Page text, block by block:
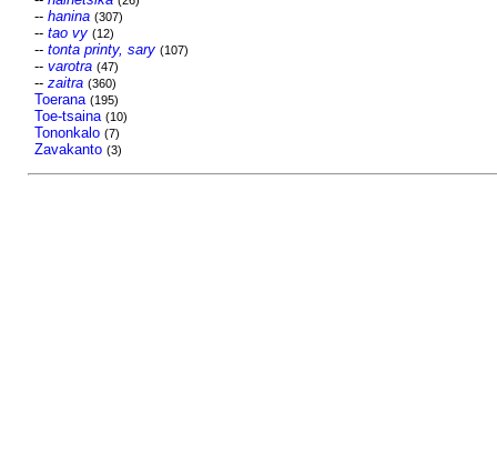
-- hanina (307)
-- tao vy (12)
-- tonta printy, sary (107)
-- varotra (47)
-- zaitra (360)
Toerana (195)
Toe-tsaina (10)
Tononkalo (7)
Zavakanto (3)